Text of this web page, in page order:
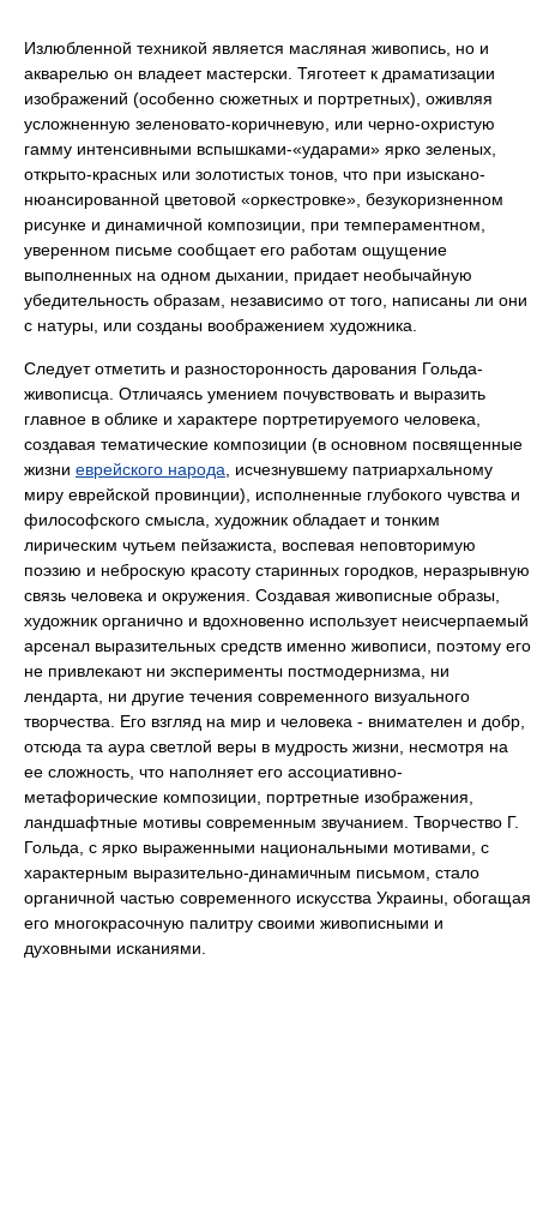
Излюбленной техникой является масляная живопись, но и
акварелью он владеет мастерски. Тяготеет к драматизации
изображений (особенно сюжетных и портретных), оживляя
усложненную зеленовато-коричневую, или черно-охристую
гамму интенсивными вспышками-«ударами» ярко зеленых,
открыто-красных или золотистых тонов, что при изыскано-
нюансированной цветовой «оркестровке», безукоризненном
рисунке и динамичной композиции, при темпераментном,
уверенном письме сообщает его работам ощущение
выполненных на одном дыхании, придает необычайную
убедительность образам, независимо от того, написаны ли они
с натуры, или созданы воображением художника.
Следует отметить и разносторонность дарования Гольда-
живописца. Отличаясь умением почувствовать и выразить
главное в облике и характере портретируемого человека,
создавая тематические композиции (в основном посвященные
жизни еврейского народа , исчезнувшему патриархальному
миру еврейской провинции), исполненные глубокого чувства и
философского смысла, художник обладает и тонким
лирическим чутьем пейзажиста, воспевая неповторимую
поэзию и неброскую красоту старинных городков, неразрывную
связь человека и окружения. Создавая живописные образы,
художник органично и вдохновенно использует неисчерпаемый
арсенал выразительных средств именно живописи, поэтому его
не привлекают ни эксперименты постмодернизма, ни
лендарта, ни другие течения современного визуального
творчества. Его взгляд на мир и человека - внимателен и добр,
отсюда та аура светлой веры в мудрость жизни, несмотря на
ее сложность, что наполняет его ассоциативно-
метафорические композиции, портретные изображения,
ландшафтные мотивы современным звучанием. Творчество Г.
Гольда, с ярко выраженными национальными мотивами, с
характерным выразительно-динамичным письмом, стало
органичной частью современного искусства Украины, обогащая
его многокрасочную палитру своими живописными и
духовными исканиями.